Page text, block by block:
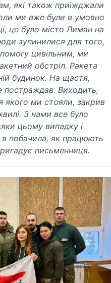
які також приїжджали
ми вже були в умовно
це було місто Лиман на
зупинилися для того,
цивільним, ми
обстріл. Ракета
будинок. На щастя,
постраждав. Виходить,
якого ми стояли, закрив
З нами все було
цьому випадку і
я побачила, як працюють
письменниця.